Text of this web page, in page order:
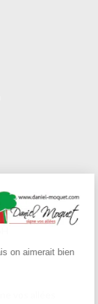
on aimerait bien